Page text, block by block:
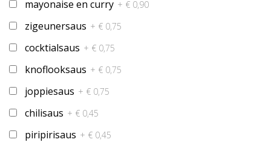
mayonaise en curry + € 0,90
zigeunersaus + € 0,75
cocktialsaus + € 0,75
knoflooksaus + € 0,75
joppiesaus + € 0,75
chilisaus + € 0,45
piripirisaus + € 0,45